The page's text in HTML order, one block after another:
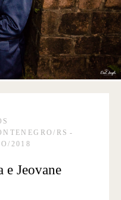
RS
2018
e Jeovane